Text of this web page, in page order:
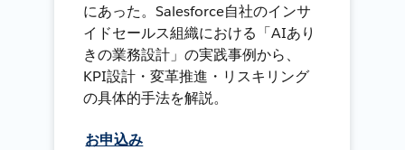
にあった。Salesforce自社のインサ
イドセールス組織における「AIあり
きの業務設計」の実践事例から、
KPI設計・変革推進・リスキリング
の具体的手法を解説。
お申込み